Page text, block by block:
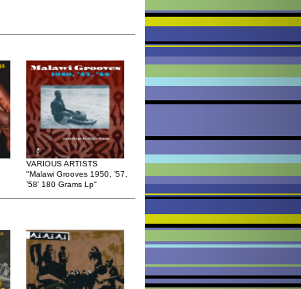
VARIOUS ARTISTS
"Malawi Grooves 1950, ’57,
’58’ 180 Grams Lp"